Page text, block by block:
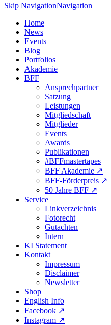
Skip NavigationNavigation
Home
News
Events
Blog
Portfolios
Akademie
BFF
Ansprechpartner
Satzung
Leistungen
Mitgliedschaft
Mitglieder
Events
Awards
Publikationen
#BFFmastertapes
BFF Akademie ↗︎
BFF-Förderpreis ↗︎
50 Jahre BFF ↗︎
Service
Linkverzeichnis
Fotorecht
Gutachten
Intern
KI Statement
Kontakt
Impressum
Disclaimer
Newsletter
Shop
English Info
Facebook ↗︎
Instagram ↗︎